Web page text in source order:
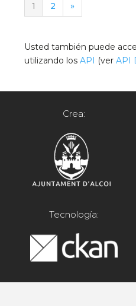
1 2 »
Usted también puede
utilizando losAPI (verAPI
Crea:
Tecnología: